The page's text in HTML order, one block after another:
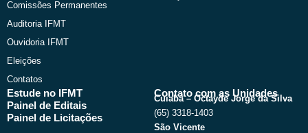
Comissões Permanentes
Auditoria IFMT
Ouvidoria IFMT
Eleições
Contatos
Estude no IFMT
Painel de Editais
Painel de Licitações
Contato com as Unidades
Cuiabá – Octayde Jorge da Silva
(65) 3318-1403
São Vicente